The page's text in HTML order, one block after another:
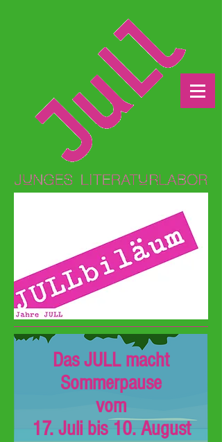
Das JULL macht
Sommerpause
vom
17. Juli bis 10. August